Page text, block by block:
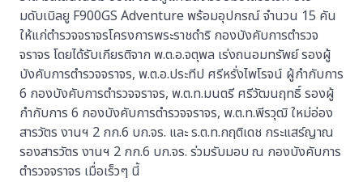
มดับเบิลยู F900GS Adventure พร้อมอุปกรณ์ จำนวน 15 คัน
ให้แก่ตำรวจจราจรโครงการพระราชดำริ กองบังคับการตำรวจ
จราจร โดยได้รับเกียรติจาก พ.ต.อ.จตุพล เร่งถนอมทรัพย์ รองผู้
บังคับการตำรวจจราจร, พ.ต.อ.ประทีป ศรีหรั่งไพโรจน์ ผู้กำกับการ
6 กองบังคับการตำรวจจราจร, พ.ต.ท.มนตรี ศรีวัฒนฤทธิ์ รองผู้
กำกับการ 6 กองบังคับการตำรวจจราจร, พ.ต.ท.พีรวุฒิ ใหม่อ่อง
สารวัตร งานฯ 2 กก.6 บก.จร. และ ร.ต.ท.กฤติเดช กระแสร์ญาณ
รองสารวัตร งานฯ 2 กก.6 บก.จร. ร่วมรับมอบ ณ กองบังคับการ
ตำรวจจราจร เมื่อเร็วๆ นี้